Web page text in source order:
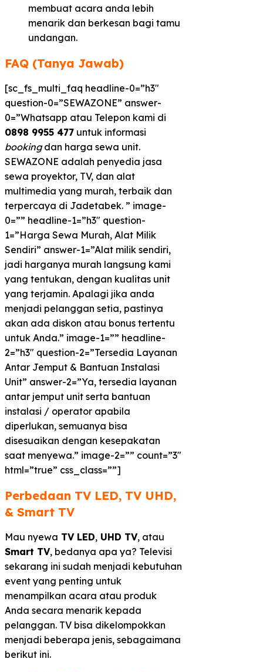
membuat acara anda lebih
menarik dan berkesan bagi tamu
undangan.
FAQ (Tanya Jawab)
[sc_fs_multi_faq headline-0=”h3″
question-0=”SEWAZONE” answer-
0=”Whatsapp atau Telepon kami di
0898 9955 477 untuk informasi
bookingdan harga sewa unit.
SEWAZONE adalah penyedia jasa
sewa proyektor, TV, dan alat
multimedia yang murah, terbaik dan
terpercaya di Jadetabek. ” image-
0=”” headline-1=”h3″ question-
1=”Harga Sewa Murah, Alat Milik
Sendiri” answer-1=”Alat milik sendiri,
jadi harganya murah langsung kami
yang tentukan, dengan kualitas unit
yang terjamin. Apalagi jika anda
menjadi pelanggan setia, pastinya
akan ada diskon atau bonus tertentu
untuk Anda.” image-1=”” headline-
2=”h3″ question-2=”Tersedia Layanan
Antar Jemput & Bantuan Instalasi
Unit” answer-2=”Ya, tersedia layanan
antar jemput unit serta bantuan
instalasi / operator apabila
diperlukan, semuanya bisa
disesuaikan dengan kesepakatan
saat menyewa.” image-2=”” count=”3″
html=”true” css_class=””]
Perbedaan TV LED, TV UHD,
& Smart TV​
Mau nyewa TV LED, UHD TV, atau
Smart TV, bedanya apa ya? Televisi
sekarang ini sudah menjadi kebutuhan
event yang penting untuk
menampilkan acara atau produk
Anda secara menarik kepada
pelanggan. TV bisa dikelompokkan
menjadi beberapa jenis, sebagaimana
berikut ini.